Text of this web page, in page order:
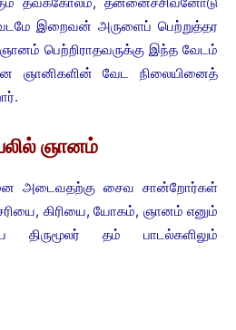
இறைவன் அருளைப் பெற்றுத்தர
பெற்றிராதவருக்கு இந்த வேடம்
ஞானிகளின் வேட நிலையினைத்
ஞானம்
சைவ சான்றோர்கள்
கிரியை, யோகம், ஞானம் எனும்
திருமூலர் தம் பாடல்களிலும்